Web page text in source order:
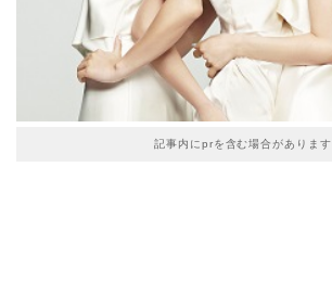
記事内にprを含む場合があります